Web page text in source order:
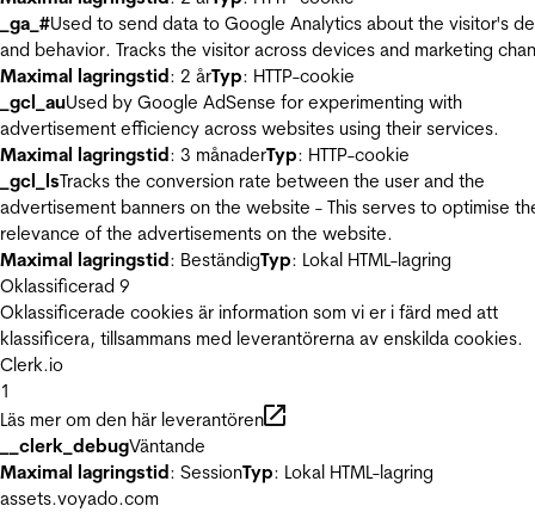
_ga_#Used to send data to Google Analytics about the visitor's
and behavior. Tracks the visitor across devices and marketing
Maximal lagringstid: 2 årTyp: HTTP-cookie
_gcl_auUsed by Google AdSense for experimenting with
advertisement efficiency across websites using their services.
Maximal lagringstid: 3 månaderTyp: HTTP-cookie
_gcl_lsTracks the conversion rate between the user and the
advertisement banners on the website - This serves to optimise
relevance of the advertisements on the website.
Maximal lagringstid: BeständigTyp: Lokal HTML-lagring
Oklassificerad 9
Oklassificerade cookies är information som vi er i färd med att
klassificera, tillsammans med leverantörerna av enskilda cookies.
Clerk.io
1
Läs mer om den här leverantören
__clerk_debugVäntande
Maximal lagringstid: SessionTyp: Lokal HTML-lagring
assets.voyado.com